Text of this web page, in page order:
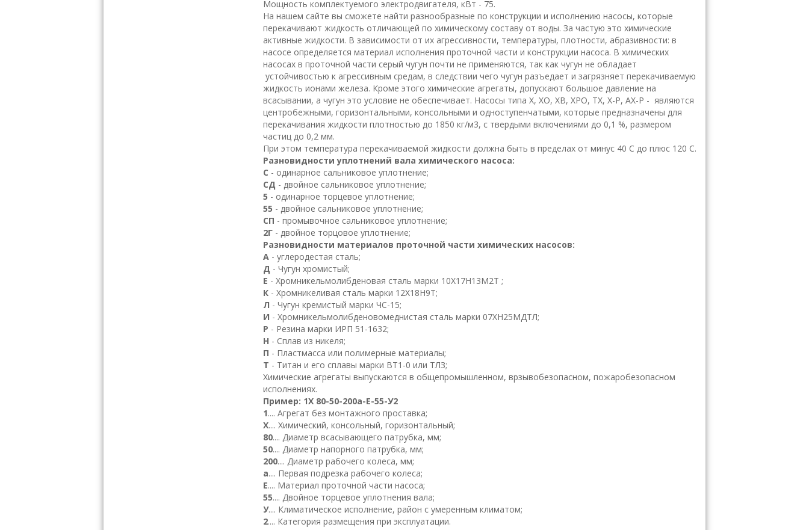
Мощность комплектуемого электродвигателя, кВт - 75.
На нашем сайте вы сможете найти разнообразные по конструкции и исполнению насосы, которые
перекачивают жидкость отличающей по химическому составу от воды. За частую это химические
активные жидкости. В зависимости от их агрессивности, температуры, плотности, абразивности: в
насосе определяется материал исполнения проточной части и конструкции насоса. В химических
насосах в проточной части серый чугун почти не применяются, так как чугун не обладает
устойчивостью к агрессивным средам, в следствии чего чугун разъедает и загрязняет перекачиваемую
жидкость ионами железа. Кроме этого химические агрегаты, допускают большое давление на
всасывании, а чугун это условие не обеспечивает. Насосы типа Х, ХО, ХВ, ХРО, ТХ, Х-Р, АХ-Р - являются
центробежными, горизонтальными, консольными и одноступенчатыми, которые предназначены для
перекачивания жидкости плотностью до 1850 кг/м3, с твердыми включениями до 0,1 %, размером
частиц до 0,2 мм.
При этом температура перекачиваемой жидкости должна быть в пределах от минус 40 С до плюс 120 С.
Разновидности уплотнений вала химического насоса:
С - одинарное сальниковое уплотнение;
СД - двойное сальниковое уплотнение;
5 - одинарное торцевое уплотнение;
55 - двойное сальниковое уплотнение;
СП - промывочное сальниковое уплотнение;
2Г - двойное торцовое уплотнение;
Разновидности материалов проточной части химических насосов:
А - углеродестая сталь;
Д - Чугун хромистый;
Е - Хромникельмолибденовая сталь марки 10Х17Н13М2Т ;
К - Хромникеливая сталь марки 12Х18Н9Т;
Л - Чугун кремистый марки ЧС-15;
И - Хромникельмолибденовомеднистая сталь марки 07ХН25МДТЛ;
Р - Резина марки ИРП 51-1632;
Н - Сплав из никеля;
П - Пластмасса или полимерные материалы;
Т - Титан и его сплавы марки ВТ1 -0 или ТЛЗ;
Химические агрегаты выпускаются в общепромышленном, врзывобезопасном, пожаробезопасном
исполнениях.
Пример: 1Х 80-50-200а-Е-55-У2
1.... Агрегат без монтажного проставка;
Х.... Химический, консольный, горизонтальный;
80.... Диаметр всасывающего патрубка, мм;
50.... Диаметр напорного патрубка, мм;
200.... Диаметр рабочего колеса, мм;
а.... Первая подрезка рабочего колеса;
Е.... Материал проточной части насоса;
55.... Двойное торцевое уплотнения вала;
У.... Климатическое исполнение, район с умеренным климатом;
2.... Категория размещения при эксплуатации.